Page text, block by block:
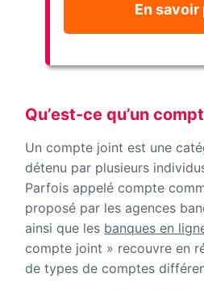
En savoir
Qu’est-ce qu’un
Un compte joint est une
détenu par plusieurs
Parfois appelé compte
proposé par les agences
ainsi que les banques en
compte joint » recouvre en
de types de comptes